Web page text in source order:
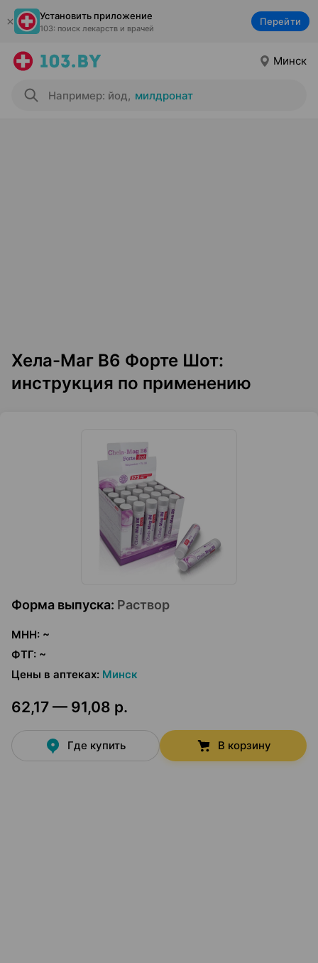
Установить приложение
103: поиск лекарств и врачей
Перейти
Минск
Например: йод, милдронат
Хела-Маг В6 Форте Шот:
инструкция по применению
Форма выпуска: Раствор
МНН: ~
ФТГ: ~
Цены в аптеках: Минск
62,17 — 91,08 р.
Где купить В корзину